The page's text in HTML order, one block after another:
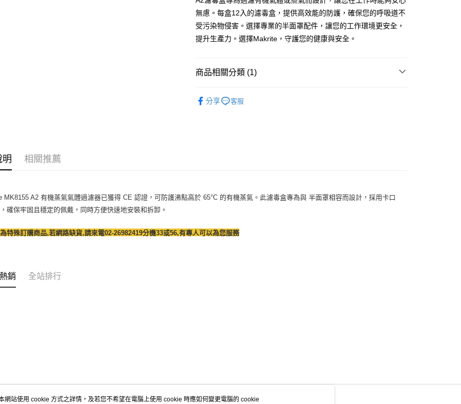
無慮。每盒12入的濾毒盒，提供高效能的防護，確保您的呼吸道不
受污染物侵害。選擇專業的半面罩配件，讓您的工作環境更安全，
提升生產力。選擇Makrite，守護您的健康與安全。
商品相關分類 (1)
分享
客服
明 相關推薦
MK8155 A2 有機蒸氣氣體過濾器已獲得 CE 認證，可防護沸點高於 65°C 的有機蒸氣。此濾毒盒專為與 半面罩相容而設計，採用卡口
確保牢固且穩定的佩戴，同時方便快速地安裝和拆卸。
特殊訂購商品,若網路缺貨,請來電02-26982419分機33或56,有專人可以為您服務
銷 全站排行
網站使用 cookie 方式之詳情，及若您不希望在電腦上使用 cookie 時應如何變更電腦的 cookie